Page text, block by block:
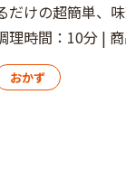
だけの超簡単、
皿に盛ったお料
度をのせ”追いサ
グラスの香りが
理時間：10分 |
おかず